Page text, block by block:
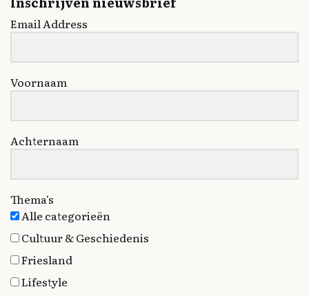
Email Address
Voornaam
Achternaam
Thema's
Alle categorieën
Cultuur & Geschiedenis
Friesland
Lifestyle